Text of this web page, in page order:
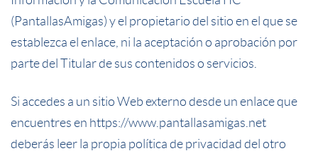
(PantallasAmigas) y el propietario del sitio en el que se
establezca el enlace, ni la aceptación o aprobación por
parte del Titular de sus contenidos o servicios.
Si accedes a un sitio Web externo desde un enlace que
encuentres en https://www.pantallasamigas.net
deberás leer la propia política de privacidad del otro